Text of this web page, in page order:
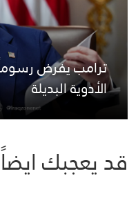
الأدوية البديلة
قد يعجبك ايضاً